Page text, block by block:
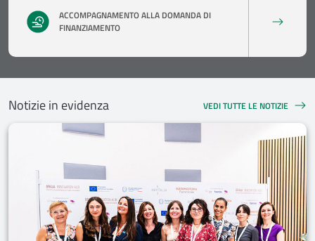
ACCOMPAGNAMENTO ALLA DOMANDA DI
FINANZIAMENTO
Notizie in evidenza VEDI TUTTE LE NOTIZIE
NOTIZIE IN EVIDENZA